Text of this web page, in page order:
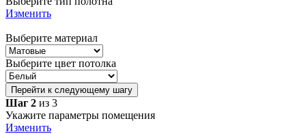
Изменить
Выберите материал
Выберите цвет потолка
Перейти к следующему шагу
Шаг 2 из 3
Укажите параметры помещения
Изменить